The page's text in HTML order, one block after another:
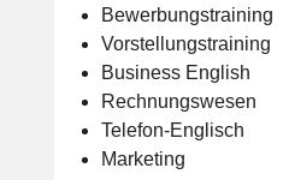
Bewerbungstraining
Vorstellungstraining
Business English
Rechnungswesen
Telefon-Englisch
Marketing